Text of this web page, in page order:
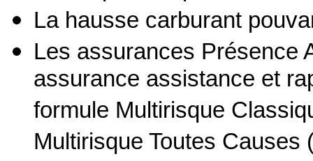
La hausse carburant
Les assurances Présence
assurance assistance et
formule Multirisque
Multirisque Toutes Causes